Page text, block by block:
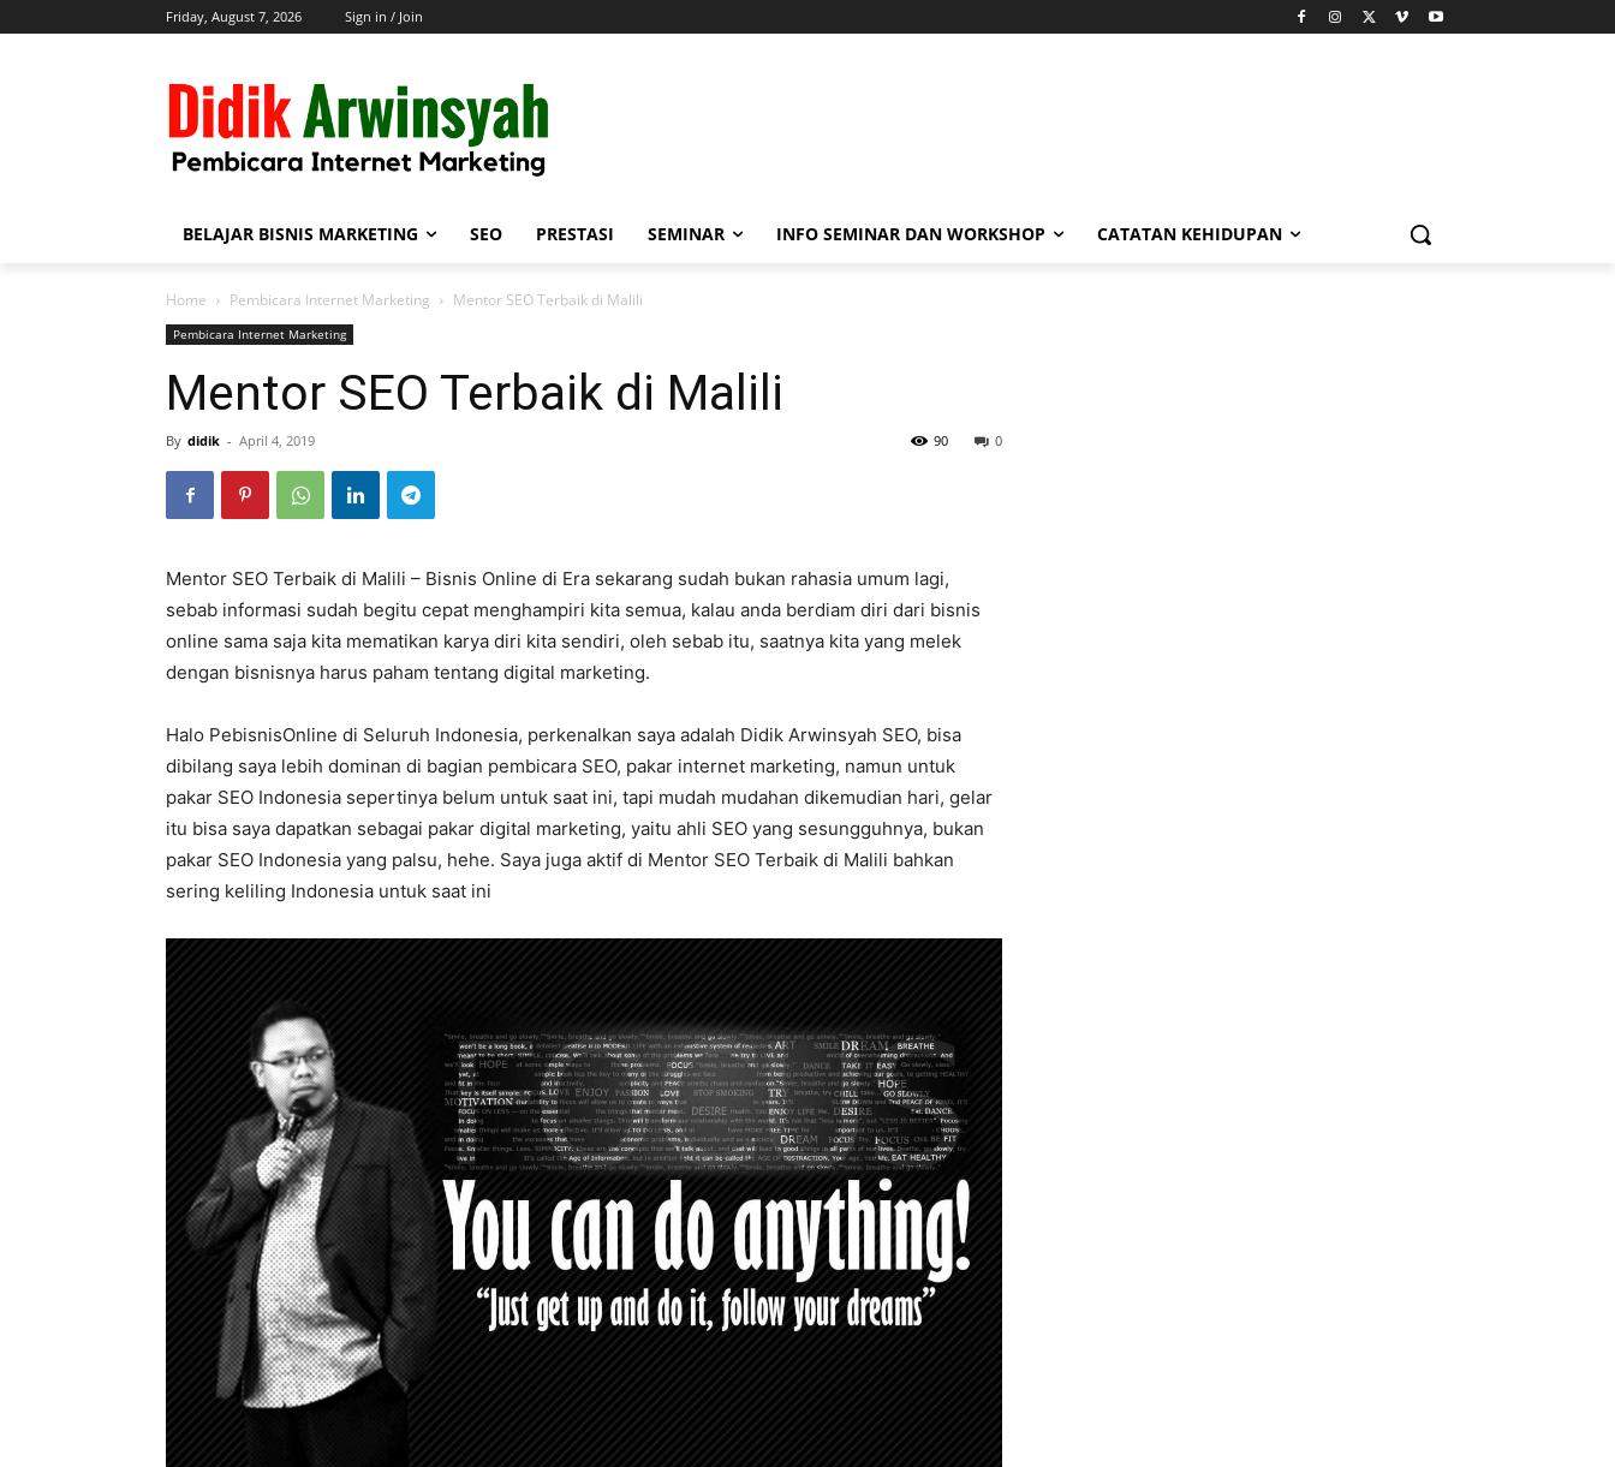
Friday, August 7, 2026 Sign in / Join
BELAJAR BISNIS MARKETING SEO PRESTASI SEMINAR INFO SEMINAR DAN WORKSHOP CATATAN KEHIDUPAN
Home Pembicara Internet Marketing Mentor SEO Terbaik di Malili
Pembicara Internet Marketing
Mentor SEO Terbaik di Malili
By didik - April 4, 2019 0
90
Mentor SEO Terbaik di Malili – Bisnis Online di Era sekarang sudah bukan rahasia umum lagi,
sebab informasi sudah begitu cepat menghampiri kita semua, kalau anda berdiam diri dari bisnis
online sama saja kita mematikan karya diri kita sendiri, oleh sebab itu, saatnya kita yang melek
dengan bisnisnya harus paham tentang digital marketing.
Halo PebisnisOnline di Seluruh Indonesia, perkenalkan saya adalah Didik Arwinsyah SEO, bisa
dibilang saya lebih dominan di bagian pembicara SEO, pakar internet marketing, namun untuk
pakar SEO Indonesia sepertinya belum untuk saat ini, tapi mudah mudahan dikemudian hari, gelar
itu bisa saya dapatkan sebagai pakar digital marketing, yaitu ahli SEO yang sesungguhnya, bukan
pakar SEO Indonesia yang palsu, hehe. Saya juga aktif di Mentor SEO Terbaik di Malili bahkan
sering keliling Indonesia untuk saat ini